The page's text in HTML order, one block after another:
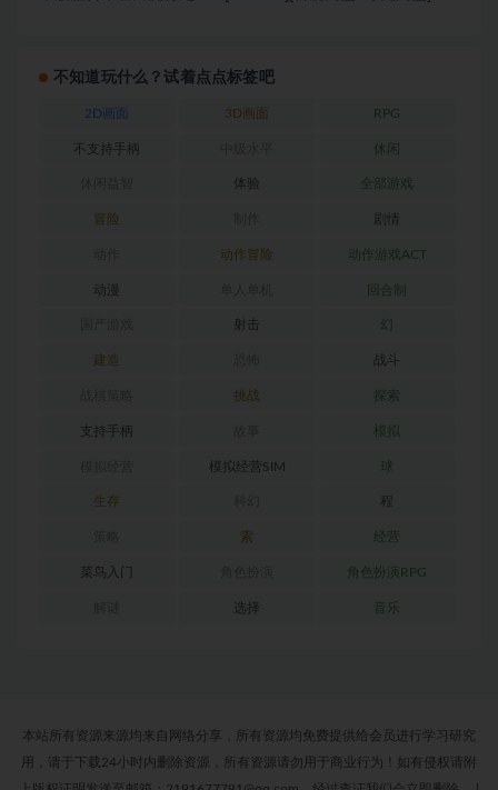
不知道玩什么？试着点点标签吧
2D画面 3D画面 RPG
不支持手柄 休闲
体验 全部游戏
冒险 剧情
动作冒险 动作游戏ACT
动漫 回合制
射击 幻
建造 战斗
挑战 探索
支持手柄 模拟
模拟经营SIM 球
生存 程
索 经营
菜鸟入门 角色扮演RPG
选择 音乐
本站所有资源来源均来自网络分享，所有资源均免费提供给会员进行学习研究
用，请于下载24小时内删除资源，所有资源请勿用于商业行为！如有侵权请附